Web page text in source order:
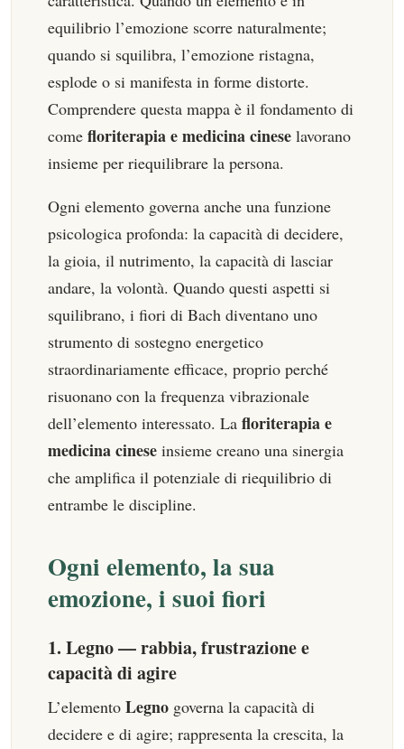
equilibrio l’emozione scorre naturalmente;
quando si squilibra, l’emozione ristagna,
esplode o si manifesta in forme distorte.
Comprendere questa mappa è il fondamento di
come floriterapia e medicina cinese lavorano
insieme per riequilibrare la persona.
Ogni elemento governa anche una funzione
psicologica profonda: la capacità di decidere,
la gioia, il nutrimento, la capacità di lasciar
andare, la volontà. Quando questi aspetti si
squilibrano, i fiori di Bach diventano uno
strumento di sostegno energetico
straordinariamente efficace, proprio perché
risuonano con la frequenza vibrazionale
dell’elemento interessato. La floriterapia e
medicina cinese insieme creano una sinergia
che amplifica il potenziale di riequilibrio di
entrambe le discipline.
Ogni elemento, la sua
emozione, i suoi fiori
1. Legno — rabbia, frustrazione e
capacità di agire
L’elemento Legno governa la capacità di
decidere e di agire; rappresenta la crescita, la